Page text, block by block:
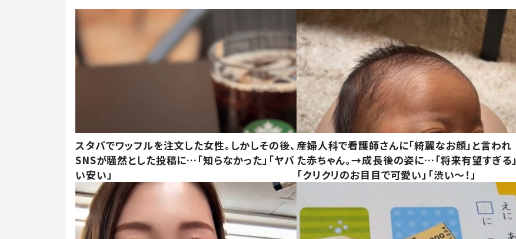
スタバでワッフルを注文した女性。しかしその後、
SNSが騒然とした投稿に…「知らなかった」「ヤバ
い安い」
産婦人科で看護師さんに「綺麗なお顔」と言われ
た赤ちゃん。→成長後の姿に…「将来有望すぎる」
「クリクリのお目目で可愛い」「渋い～！」